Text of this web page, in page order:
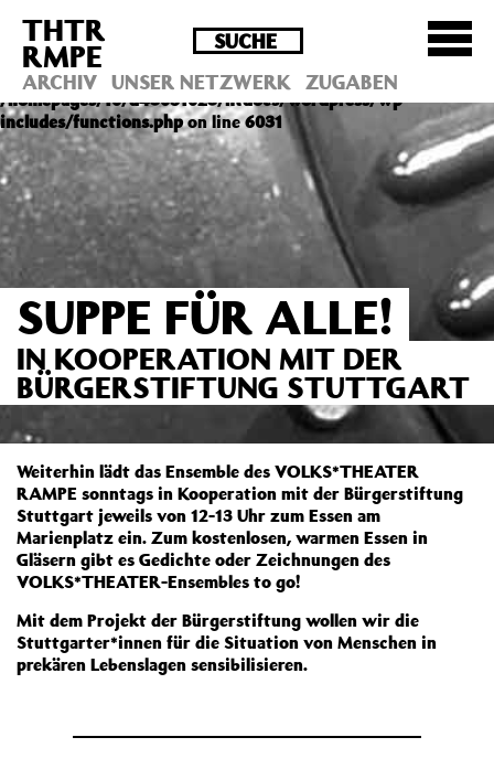
Deprecated : Die Funktion post_permalink ist seit
Version 4.4.0 veraltet! Verwende stattdessen
get_permalink(). in
/homepages/10/d43051023/htdocs/wordpress/wp-
includes/functions.phpon line6031
THTR
RMPE
ARCHIV UNSER NETZWERK ZUGABEN
SUPPE FÜR ALLE!
IN KOOPERATION MIT DER
BÜRGERSTIFTUNG STUTTGART
Weiterhin lädt das Ensemble des VOLKS*THEATER
RAMPE sonntags in Kooperation mit der Bürgerstiftung
Stuttgart jeweils von 12-13 Uhr zum Essen am
Marienplatz ein. Zum kostenlosen, warmen Essen in
Gläsern gibt es Gedichte oder Zeichnungen des
VOLKS*THEATER-Ensembles to go!
Mit dem Projekt der Bürgerstiftung wollen wir die
Stuttgarter*innen für die Situation von Menschen in
prekären Lebenslagen sensibilisieren.